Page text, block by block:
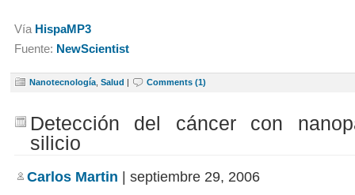
Vía HispaMP3
Fuente: NewScientist
Nanotecnología Salud | Comments (1)
Detección del cáncer con
silicio
Carlos Martin | septiembre 29, 2006